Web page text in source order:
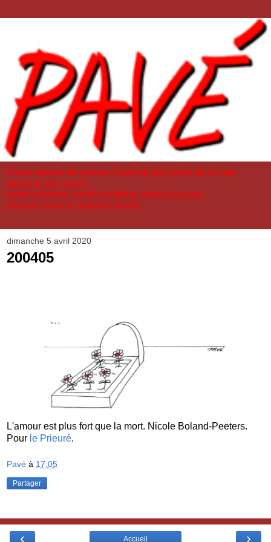
Façon dessin de presse, Pavé se fait l'écho de ce que
parcourt son auteur,
tantôt méditant, tantôt souffrant, tantôt souriant...
toujours aimant, toujours vivant.
dimanche 5 avril 2020
200405
L'amour est plus fort que la mort. Nicole Boland-Peeters.
Pour le Prieuré.
Pavé à 17:05
Partager
‹ ›
Accueil